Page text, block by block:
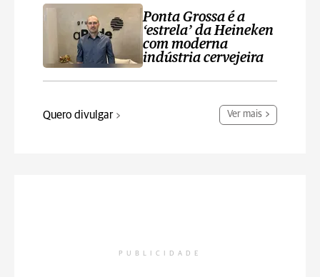
Ponta Grossa é a
‘estrela’ da Heineken
com moderna
indústria cervejeira
Quero divulgar Ver mais
PUBLICIDADE